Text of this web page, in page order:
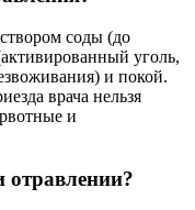
соды (до
уголь,
и покой.
врача нельзя
и
отравлении?